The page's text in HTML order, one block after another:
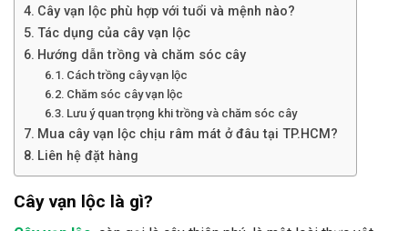
Cây vạn lộc phù hợp với tuổi và mệnh nào?
Tác dụng của cây vạn lộc
Hướng dẫn trồng và chăm sóc cây
Cách trồng cây vạn lộc
Chăm sóc cây vạn lộc
Lưu ý quan trọng khi trồng và chăm sóc cây
Mua cây vạn lộc chịu râm mát ở đâu tại TP.HCM?
Liên hệ đặt hàng
Cây vạn lộc là gì?